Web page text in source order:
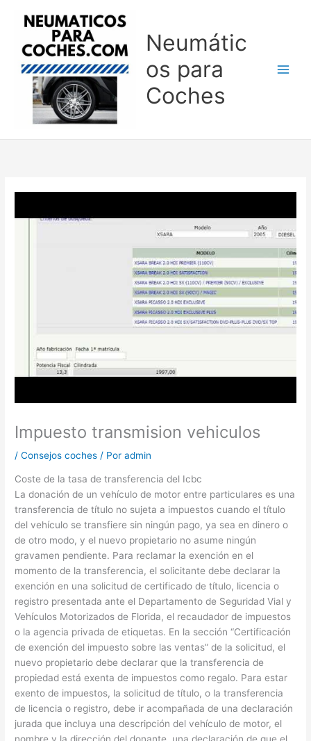
Neumátic
os para
Coches
Impuesto transmision vehiculos
/Consejos coches / Poradmin
Coste de la tasa de transferencia del Icbc
La donación de un vehículo de motor entre particulares es una
transferencia de título no sujeta a impuestos cuando el título
del vehículo se transfiere sin ningún pago, ya sea en dinero o
de otro modo, y el nuevo propietario no asume ningún
gravamen pendiente. Para reclamar la exención en el
momento de la transferencia, el solicitante debe declarar la
exención en una solicitud de certificado de título, licencia o
registro presentada ante el Departamento de Seguridad Vial y
Vehículos Motorizados de Florida, el recaudador de impuestos
o la agencia privada de etiquetas. En la sección “Certificación
de exención del impuesto sobre las ventas” de la solicitud, el
nuevo propietario debe declarar que la transferencia de
propiedad está exenta de impuestos como regalo. Para estar
exento de impuestos, la solicitud de título, o la transferencia
de licencia o registro, debe ir acompañada de una declaración
jurada que incluya una descripción del vehículo de motor, el